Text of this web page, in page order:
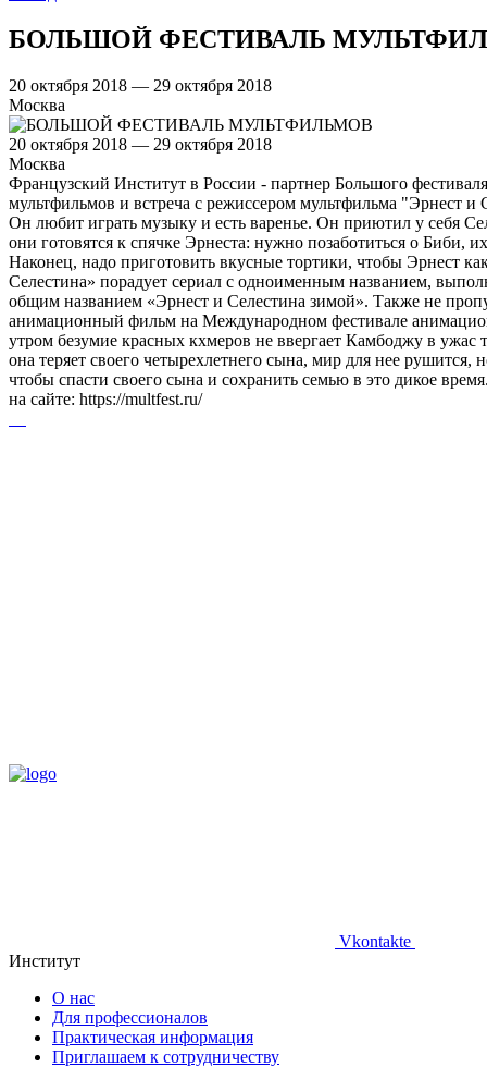
БОЛЬШОЙ ФЕСТИВАЛЬ
20 октября 2018 — 29 октября 2018
Москва
20 октября 2018 — 29 октября 2018
Москва
Французский Институт в России - партнер Большого
мультфильмов и встреча с режиссером мультфильма
Он любит играть музыку и есть варенье. Он приютил у себя
они готовятся к спячке Эрнеста: нужно позаботиться о Биби,
Наконец, надо приготовить вкусные тортики, чтобы Эрнест
Селестина» порадует сериал с одноименным названием,
общим названием «Эрнест и Селестина зимой». Также не
анимационный фильм на Международном фестивале
утром безумие красных кхмеров не ввергает Камбоджу в ужас
она теряет своего четырехлетнего сына, мир для нее рушится,
чтобы спасти своего сына и сохранить семью в это дикое
на сайте: https://multfest.ru/
Vkontakte
Институт
О нас
Для профессионалов
Практическая информация
Приглашаем к сотрудничеству